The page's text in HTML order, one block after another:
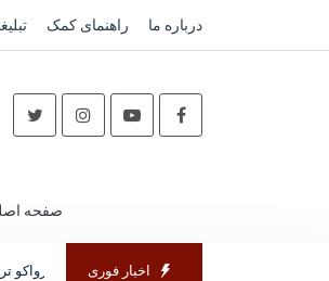
درباره ما راهنمای کمک
صفحه
اخبار فوری
تاشکند : فرغانه کې د افغان سوداګرو او ازبک چارواکو